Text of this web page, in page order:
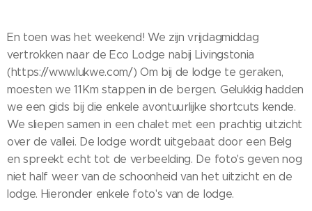
En toen was het weekend! We zijn vrijdagmiddag
vertrokken naar de Eco Lodge nabij Livingstonia
(https://www.lukwe.com/) Om bij de lodge te geraken,
moesten we 11Km stappen in de bergen. Gelukkig hadden
we een gids bij die enkele avontuurlijke shortcuts kende.
We sliepen samen in een chalet met een prachtig uitzicht
over de vallei. De lodge wordt uitgebaat door een Belg
en spreekt echt tot de verbeelding. De foto's geven nog
niet half weer van de schoonheid van het uitzicht en de
lodge. Hieronder enkele foto's van de lodge.